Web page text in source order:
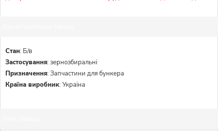
Стан: Б/в
Застосування:зернозбиральні
Призначення:Запчастини для бункера
Країна виробник:Україна